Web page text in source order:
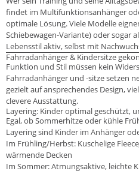
findet im Multifunktionsanhänger
optimale Lösung. Viele Modelle
Schiebewagen-Variante) oder sogar
Lebensstil aktiv, selbst mit
Fahrradanhänger & Kindersitze
Funktion und Stil müssen kein
Fahrradanhänger und -sitze setzen
gezielt auf ansprechendes Design,
clevere Ausstattung.
Layering: Kinder optimal geschützt,
Egal, ob Sommerhitze oder kühle
Layering sind Kinder im Anhänger
Im Frühling/Herbst: Kuschelige
wärmende Decken
Im Sommer: Atmungsaktive, leichte